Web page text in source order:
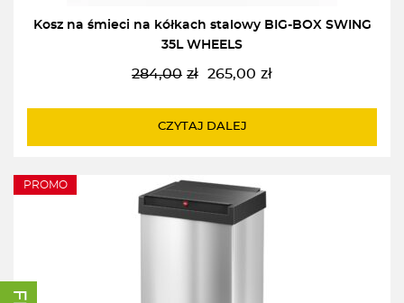
Kosz na śmieci na kółkach stalowy BIG-BOX SWING
35L WHEELS
284,00 zł
Pierwotna
wynosiła:
265,00 zł
Aktualna
wynosi:
CZYTAJ DALEJ
PROMO